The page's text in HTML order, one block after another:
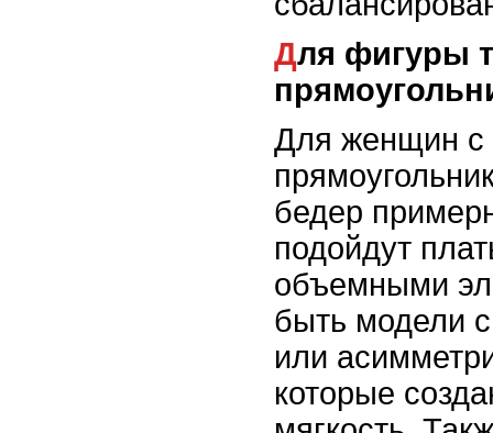
Для фигуры типа
Для женщин с
бедер
подойдут
объемными
быть модели
или
которые